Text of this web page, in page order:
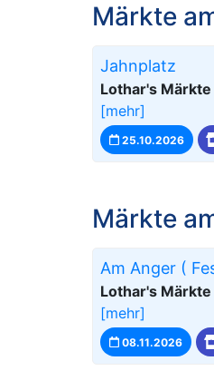
Märkte
Jahnplatz
Lothar's Märkte
[mehr]
25.10.2026
Märkte
Am Anger (
Lothar's Märkte
[mehr]
08.11.2026